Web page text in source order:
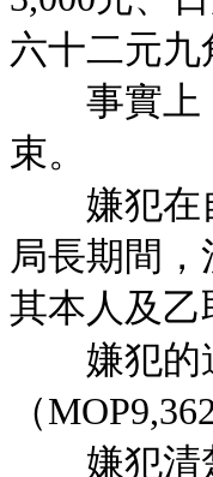
六十二元九
事實上，
束。
嫌犯在自
局長期間
其本人及乙
嫌犯的違
（
嫌犯清楚